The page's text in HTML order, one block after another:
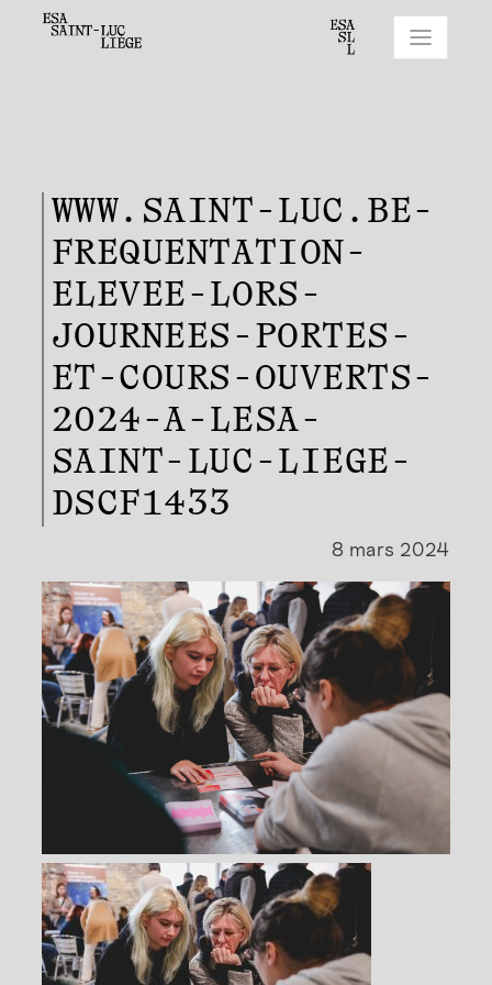
WWW.SAINT-LUC.BE-
FREQUENTATION-
ELEVEE-LORS-
JOURNEES-PORTES-
ET-COURS-OUVERTS-
2024-A-LESA-
SAINT-LUC-LIEGE-
DSCF1433
8 mars 2024